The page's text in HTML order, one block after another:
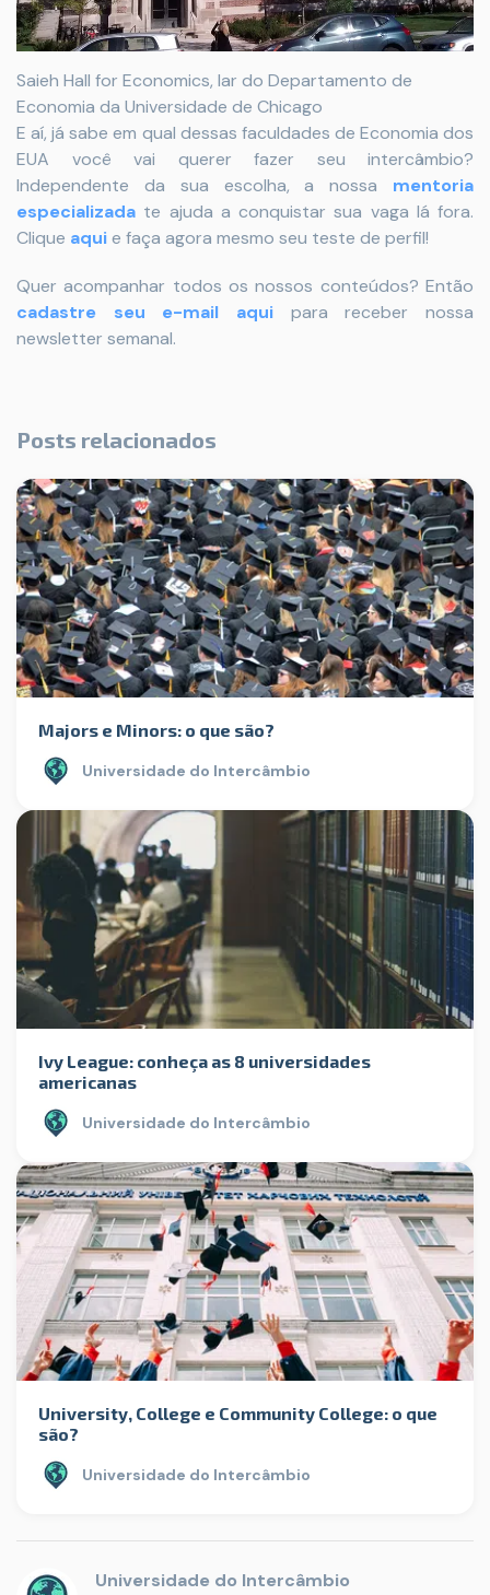
Saieh Hall for Economics, lar do Departamento de
Economia da Universidade de Chicago
E aí, já sabe em qual dessas faculdades de Economia dos
EUA você vai querer fazer seu intercâmbio?
Independente da sua escolha, a nossa mentoria
especializada te ajuda a conquistar sua vaga lá fora.
Clique aquie faça agora mesmo seu teste de perfil!
Quer acompanhar todos os nossos conteúdos? Então
cadastre seu e-mail aqui para receber nossa
newsletter semanal.
Posts relacionados
Majors e Minors: o que são?
Universidade do Intercâmbio
Ivy League: conheça as 8 universidades
americanas
Universidade do Intercâmbio
University, College e Community College: o que
são?
Universidade do Intercâmbio
Universidade do Intercâmbio